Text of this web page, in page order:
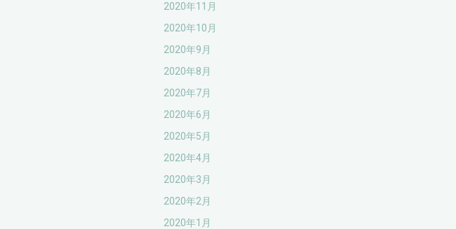
2020年11月
2020年10月
2020年9月
2020年8月
2020年7月
2020年6月
2020年5月
2020年4月
2020年3月
2020年2月
2020年1月